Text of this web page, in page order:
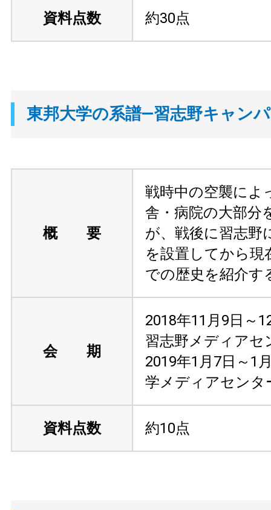
資料点数 約30点
東邦大学の系譜—習志野キャン
概 要
戦時中の空襲によ
舎・病院の大部分
が、戦後に習志野
を設置してから現
での歴史を紹介す
会 期
2018年11月9日～
習志野メディアセ
2019年1月7日～1
学メディアセンタ
資料点数 約10点